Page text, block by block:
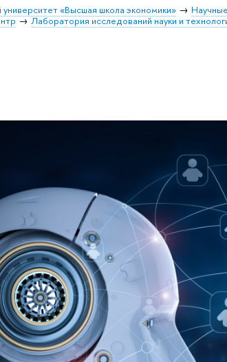
«Высшая школа экономики»
Лаборатория исследований науки и